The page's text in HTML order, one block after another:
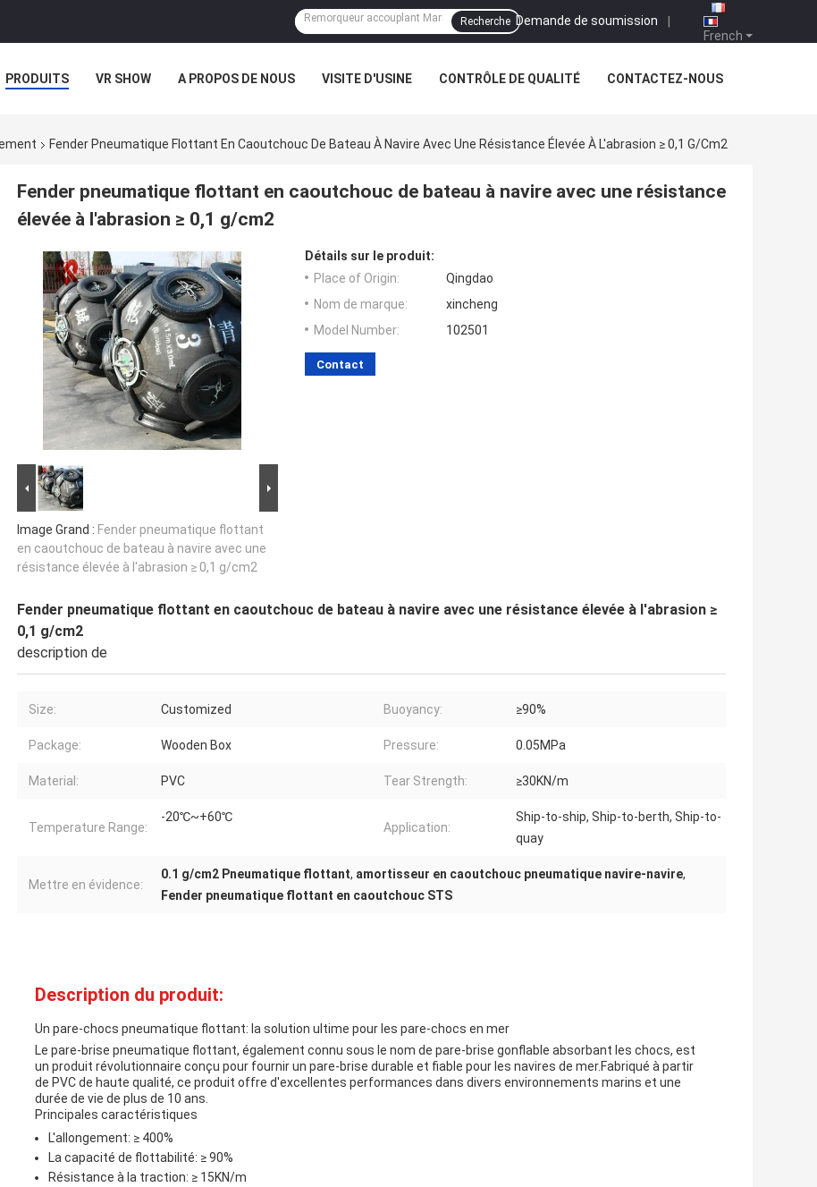
French
Demande de soumission |
Recherche
PRODUITS VR SHOW A PROPOS DE NOUS VISITE D'USINE CONTRÔLE DE QUALITÉ CONTACTEZ-NOUS
Fender Pneumatique Flottant En Caoutchouc De Bateau À Navire Avec Une Résistance Élevée À L'abrasion ≥ 0,1 G/cm2
Fender pneumatique flottant en caoutchouc de bateau à navire avec une résistance
élevée à l'abrasion ≥ 0,1 g/cm2
Image Grand : Fender pneumatique flottant
en caoutchouc de bateau à navire avec une
résistance élevée à l'abrasion ≥ 0,1 g/cm2
Détails sur le produit:
Place of Origin:
Qingdao
Nom de marque:
xincheng
Model Number:
102501
Contact
Fender pneumatique flottant en caoutchouc de bateau à navire avec une résistance élevée à l'abrasion ≥
0,1 g/cm2
description de
Size: Customized Buoyancy: ≥90%
Package: Wooden Box Pressure: 0.05MPa
Material: PVC Tear Strength: ≥30KN/m
Temperature Range:
-20℃~+60℃
Application:
Ship-to-ship, Ship-to-berth, Ship-to-
quay
Mettre en évidence:
0.1 g/cm2 Pneumatique flottant, amortisseur en caoutchouc pneumatique navire-navire,
Fender pneumatique flottant en caoutchouc STS
Description du produit:
Un pare-chocs pneumatique flottant: la solution ultime pour les pare-chocs en mer
Le pare-brise pneumatique flottant, également connu sous le nom de pare-brise gonflable absorbant les chocs, est
un produit révolutionnaire conçu pour fournir un pare-brise durable et fiable pour les navires de mer.Fabriqué à partir
de PVC de haute qualité, ce produit offre d'excellentes performances dans divers environnements marins et une
durée de vie de plus de 10 ans.
Principales caractéristiques
L'allongement: ≥ 400%
La capacité de flottabilité: ≥ 90%
Résistance à la traction: ≥ 15KN/m